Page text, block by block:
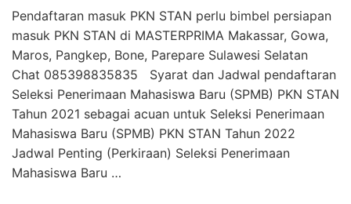
Pendaftaran masuk PKN STAN perlu bimbel persiapan
masuk PKN STAN di MASTERPRIMA Makassar, Gowa,
Maros, Pangkep, Bone, Parepare Sulawesi Selatan
Chat 085398835835 Syarat dan Jadwal pendaftaran
Seleksi Penerimaan Mahasiswa Baru (SPMB) PKN STAN
Tahun 2021 sebagai acuan untuk Seleksi Penerimaan
Mahasiswa Baru (SPMB) PKN STAN Tahun 2022
Jadwal Penting (Perkiraan) Seleksi Penerimaan
Mahasiswa Baru …